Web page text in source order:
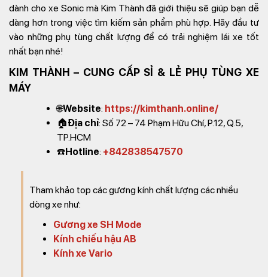
dành cho xe Sonic mà Kim Thành đã giới thiệu sẽ giúp bạn dễ
dàng hơn trong việc tìm kiếm sản phẩm phù hợp. Hãy đầu tư
vào những phụ tùng chất lượng để có trải nghiệm lái xe tốt
nhất bạn nhé!
KIM THÀNH – CUNG CẤP SỈ & LẺ PHỤ TÙNG XE
MÁY
🌐Website: https://kimthanh.online/
🏠Địa chỉ: Số 72 – 74 Phạm Hữu Chí, P.12, Q.5,
TP.HCM
☎️Hotline: +842838547570
Tham khảo top các gương kính chất lượng các nhiều
dòng xe như:
Gương xe SH Mode
Kính chiếu hậu AB
Kính xe Vario